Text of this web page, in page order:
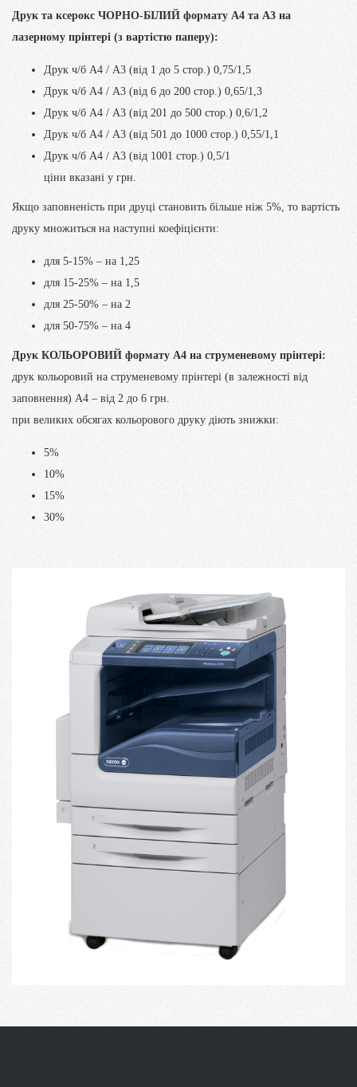
Друк та ксерокс ЧОРНО-БІЛИЙ формату А4 та А3 на
лазерному прінтері (з вартістю паперу):
Друк ч/б А4 / А3 (від 1 до 5 стор.) 0,75/1,5
Друк ч/б А4 / А3 (від 6 до 200 стор.) 0,65/1,3
Друк ч/б А4 / А3 (від 201 до 500 стор.) 0,6/1,2
Друк ч/б А4 / А3 (від 501 до 1000 стор.) 0,55/1,1
Друк ч/б А4 / А3 (від 1001 стор.) 0,5/1
ціни вказані у грн.
Якщо заповненість при друці становить більше ніж 5%, то вартість
друку множиться на наступні коефіцієнти:
для 5-15% – на 1,25
для 15-25% – на 1,5
для 25-50% – на 2
для 50-75% – на 4
Друк КОЛЬОРОВИЙ формату А4 на струменевому прінтері:
друк кольоровий на струменевому прінтері (в залежності від
заповнення) А4 – від 2 до 6 грн.
при великих обсягах кольорового друку діють знижки:
5%
10%
15%
30%